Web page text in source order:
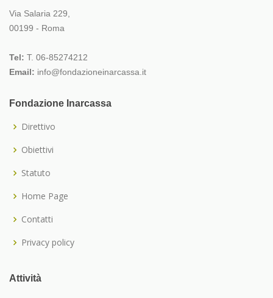
Via Salaria 229,
00199 - Roma
Tel: T. 06-85274212
Email: info@fondazioneinarcassa.it
Fondazione Inarcassa
Direttivo
Obiettivi
Statuto
Home Page
Contatti
Privacy policy
Attività